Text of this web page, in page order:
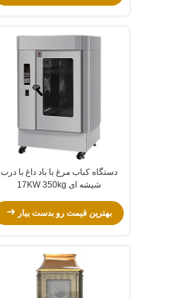
دستگاه کباب مرغ با باد داغ با درب
شیشه ای 17KW 350kg
بهترین قیمت رو بدست بیار